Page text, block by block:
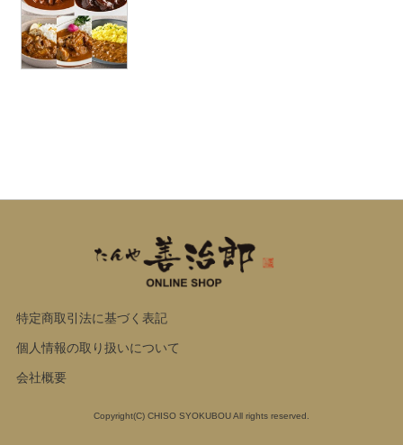
特定商取引法に基づく表記
個人情報の取り扱いについて
会社概要
Copyright(C) CHISO SYOKUBOU All rights reserved.